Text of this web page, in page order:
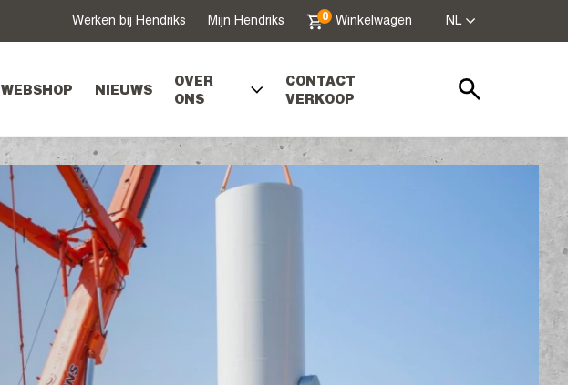
WEBSHOP NIEUWS
OVER
ONS
CONTACT
VERKOOP
Werken bij Hendriks Mijn Hendriks 0 Winkelwagen NL